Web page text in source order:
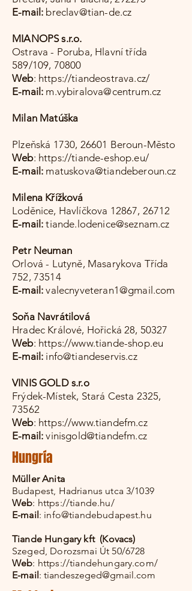
E-mail: breclav@tian-de.cz
MIANOPS s.r.o.
Ostrava - Poruba, Hlavní třída
589/109, 70800
Web: https://tiandeostrava.cz/
E-mail: m.vybiralova@centrum.cz
Milan Matúška
Plzeňská 1730, 26601 Beroun-Město
Web: https://tiande-eshop.eu/
E-mail: matuskova@tiandeberoun.cz
Milena Křížková
Loděnice, Havlíčkova 12867, 26712
E-mail:tiande.lodenice@seznam.cz
Petr Neuman
Orlová - Lutyně, Masarykova Třída
752, 73514
E-mail:valecnyveteran1@gmail.com
Soňa Navrátilová
Hradec Králové, Hořická 28, 50327
Web: https://www.tiande-shop.eu
E-mail: info@tiandeservis.cz
VINIS GOLD s.r.o
Frýdek-Místek, Stará Cesta 2325,
73562
Web: https://www.tiandefm.cz
E-mail: vinisgold@tiandefm.cz
Hungría
Müller Anita
Budapest, Hadrianus utca 3/1039
Web: https://tiande.hu/
E-mail: info@tiandebudapest.hu
Tiande Hungary kft (Kovacs)
Szeged, Dorozsmai Út 50/6728
Web: https://tiandehungary.com/
E-mail:tiandeszeged@gmail.com